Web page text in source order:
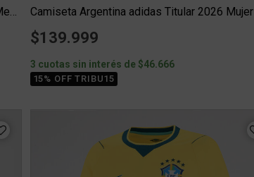
Camiseta Selección Argentina adidas Titular Messi 26 Hombre Camiseta Argentina adidas Titular 2026 Mujer
$139.999
3 cuotas sin interés de $46.666
15% OFF TRIBU15